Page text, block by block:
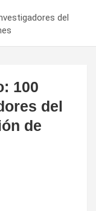
del
100
del
de